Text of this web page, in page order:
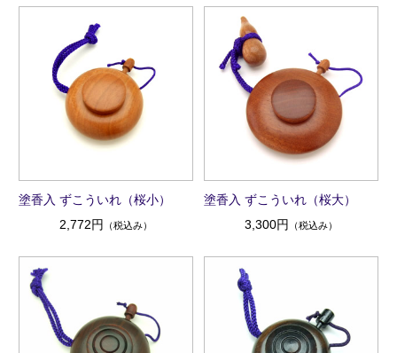
塗香入 ずこういれ（桜小）
2,772円
（税込み）
塗香入 ずこういれ（桜大）
3,300円
（税込み）